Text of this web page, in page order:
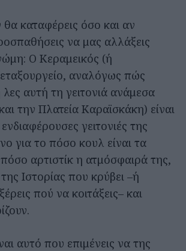
θα καταφέρεις όσο και αν
να μας αλλάξεις
Ο Κεραμεικός (ή
αναλόγως πώς
αυτή τη γειτονιά ανάμεσα
την Πλατεία Καραϊσκάκη) είναι
γειτονιές της
για το πόσο κουλ είναι τα
πόσο αρτιστίκ η ατμόσφαιρά της,
Ιστορίας που κρύβει –ή
πού να κοιτάξεις– και
αυτό που επιμένεις να της